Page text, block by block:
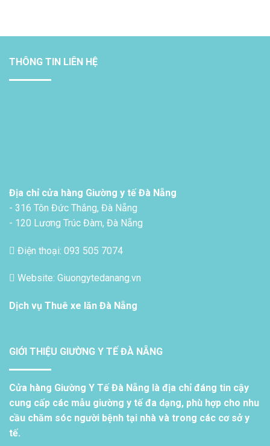
THÔNG TIN LIÊN HỆ
Địa chỉ cửa hàng Giường y tế Đà Nẵng
- 316 Tôn Đức Thắng, Đà Nẵng
- 120 Lương Trúc Đàm, Đà Nẵng
Điện thoại: 093 505 7074
Website: Giuongytedanang.vn
Dịch vụ Thuê xe lăn Đà Nẵng
GIỚI THIỆU GIƯỜNG Y TẾ ĐÀ NẴNG
Cửa hàng Giường Y Tế Đà Nẵng là địa chỉ đáng tin cậy
cung cấp các mẫu giường y tế đa dạng, phù hợp cho nhu
cầu chăm sóc người bệnh tại nhà và trong các cơ sở y
tế.